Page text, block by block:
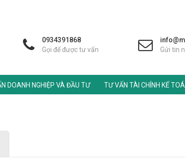
0934391868
Gọi để được tư vấn
Gửi tin
DOANH NGHIỆP VÀ ĐẦU TƯ TƯ VẤN TÀI CHÍNH KẾ